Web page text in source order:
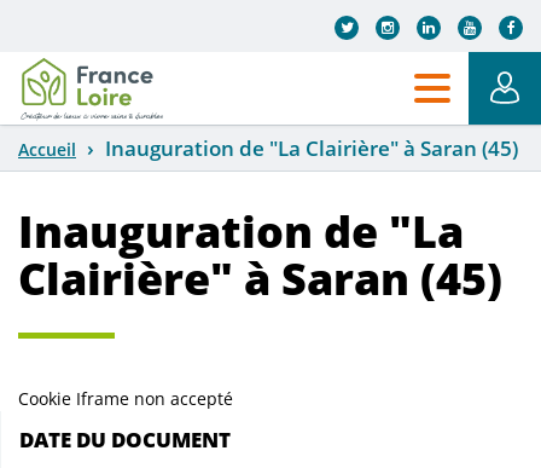
Accueil Inauguration de "La Clairière" à Saran (45)
Inauguration de "La
Clairière" à Saran (45)
Cookie Iframe non accepté
DATE DU DOCUMENT